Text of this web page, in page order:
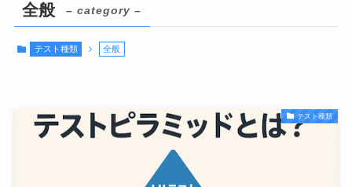
全般 – category –
テスト種類 全般
テスト種類